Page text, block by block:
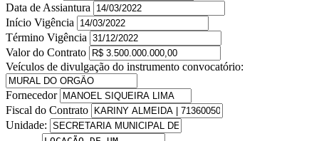
Data de Assiantura
Início Vigência
Término Vigência
Valor do Contrato
Veículos de divulgação do instrumento convocatório:
Fornecedor
Fiscal do Contrato
Unidade: